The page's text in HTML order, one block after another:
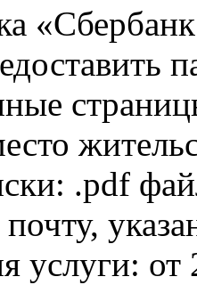
.pdf
услуги: от